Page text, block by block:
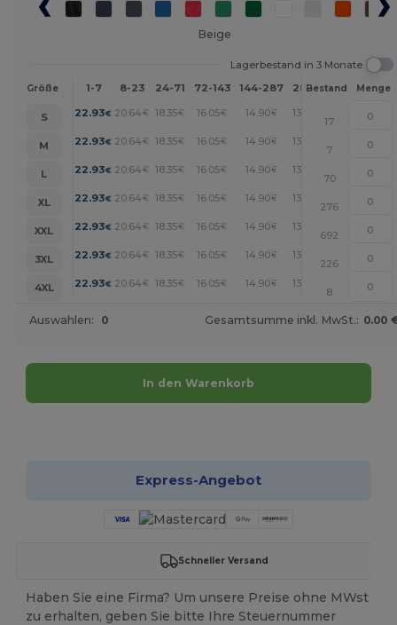
Beige
Lagerbestand in 3 Monate
Größe 1-7 8-23 24-71 72-143 144-287 288 + Mehr
Bestand Menge
S 22.93€ 20.64 € 18.35€ 16.05€ 14.90€ 13.76
17
M
22.93€ 20.64 € 18.35€ 16.05€ 14.90€ 13.76
7
L
22.93€ 20.64 € 18.35€ 16.05€ 14.90€ 13.76
70
XL
22.93€ 20.64 € 18.35€ 16.05€ 14.90€ 13.76
276
XXL
22.93€ 20.64 € 18.35€ 16.05€ 14.90€ 13.76
692
3XL
22.93€ 20.64 € 18.35€ 16.05€ 14.90€ 13.76
226
4XL
22.93€ 20.64 € 18.35€ 16.05€ 14.90€ 13.76
8
Auswahlen: 0 Gesamtsumme inkl. MwSt.: 0.00
In den Warenkorb
Express-Angebot
Schneller Versand
Haben Sie eine Firma? Um unsere Preise ohne MWst
zu erhalten, geben Sie bitte Ihre Steuernummer